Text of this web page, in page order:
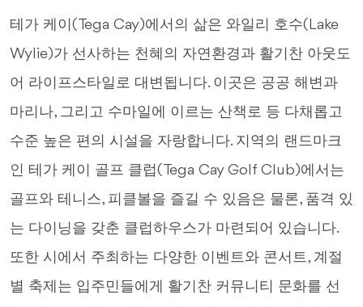
테가 케이(Tega Cay)에서의 삶은 와일리 호수(Lake
Wylie)가 선사하는 천혜의 자연환경과 활기찬 아웃도
어 라이프스타일로 대변됩니다. 이곳은 공공 해변과
마리나, 그리고 수마일에 이르는 산책로 등 다채롭고
수준 높은 편의 시설을 자랑합니다. 지역의 랜드마크
인 테가 케이 골프 클럽(Tega Cay Golf Club)에서는
골프와 테니스, 피클볼을 즐길 수 있음은 물론, 품격 있
는 다이닝을 갖춘 클럽하우스가 마련되어 있습니다.
또한 시에서 주최하는 다양한 이벤트와 콘서트, 계절
별 축제는 입주민들에게 활기찬 커뮤니티 문화를 선